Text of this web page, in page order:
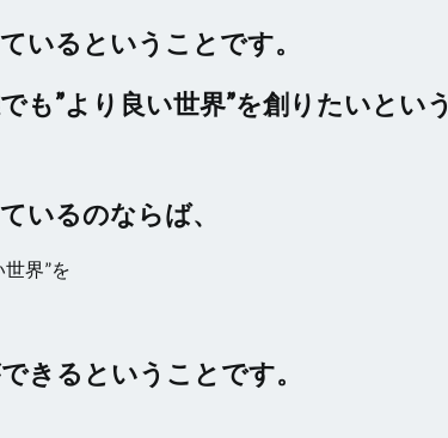
いるということです。
も”より良い世界”を創りたいという
いるのならば、
界”を
きるということです。